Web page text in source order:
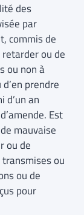
des
par
commis de
ou de
ou non à
prendre
d’un an
Est
mauvaise
ou de
ou
ou de
pour